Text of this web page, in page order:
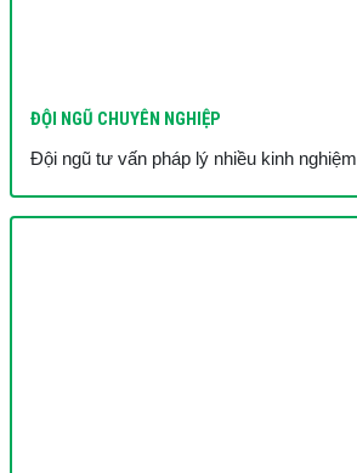
ĐỘI NGŨ CHUYÊN NGHIỆP
Đội ngũ tư vấn pháp lý nhiều kinh nghiệm